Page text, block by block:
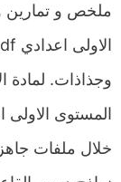
ملخص و تمارين
وجذاذات. لمادة
المستوى الاولى
خلال ملفات